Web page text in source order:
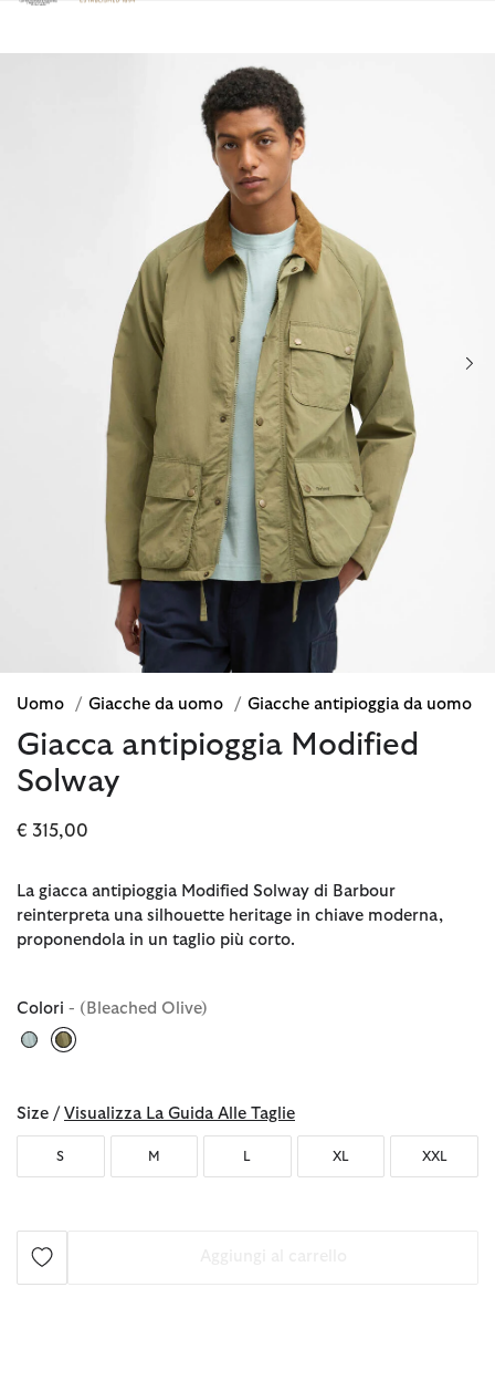
Clicca per visualizzare la nostra Dichiarazione di Accessibilità
Uomo / Giacche da uomo / Giacche antipioggia da uomo
Giacca antipioggia Modified
Solway
€ 315,00
La giacca antipioggia Modified Solway di Barbour
reinterpreta una silhouette heritage in chiave moderna,
proponendola in un taglio più corto.
Colori - (Bleached Olive)
Size / Visualizza La Guida Alle Taglie
S M L XL XXL